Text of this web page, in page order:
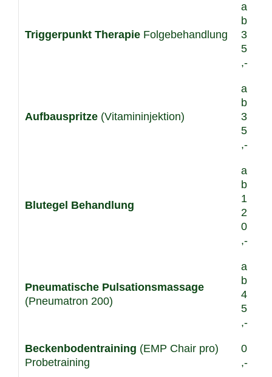
Triggerpunkt Therapie Folgebehandlung
a
b
3
5
,-
Aufbauspritze (Vitamininjektion)
a
b
3
5
,-
Blutegel Behandlung
a
b
1
2
0
,-
Pneumatische Pulsationsmassage
(Pneumatron 200)
a
b
4
5
,-
Beckenbodentraining (EMP Chair pro)
Probetraining
0
,-